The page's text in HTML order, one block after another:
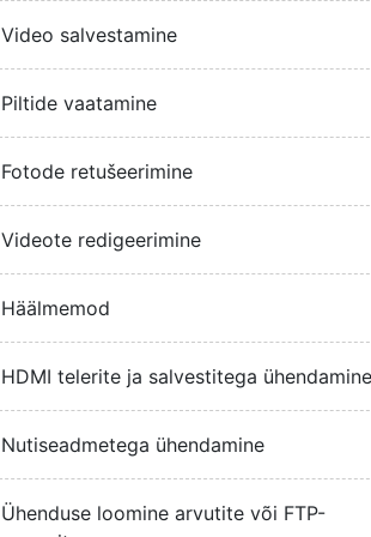
Video salvestamine
Piltide vaatamine
Fotode retušeerimine
Videote redigeerimine
Häälmemod
HDMI telerite ja salvestitega ühendamine
Nutiseadmetega ühendamine
Ühenduse loomine arvutite või FTP-